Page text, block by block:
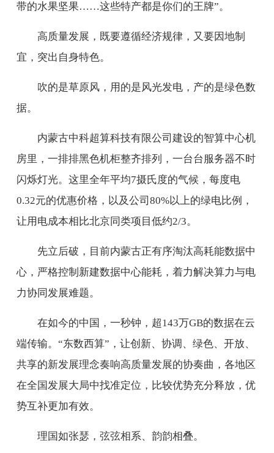
带的水果坚果……这些特产都是你们的王牌”。
高质量发展，既要遵循经济规律，又要因地制
宜，突出自身特色。
吹的是草原风，用的是风光发电，产的是绿色数
据。
内蒙古中科超算科技有限公司建设的智算中心机
房里，一排排黑色机柜整齐排列，一台台服务器不时
闪烁灯光。这里全年平均7摄氏度的气候，每度电
0.32元的优惠价格，以及公司80%以上的绿电比例，
让用电成本相比北京同类项目低约2/3。
先立后破，目前内蒙古正有序淘汰高耗能数据中
心，严格控制新建数据中心能耗，着力解决算力与电
力协同发展难题。
在如今的中国，一秒钟，超143万GB的数据在云
端传输。“东数西算”，让创新、协调、绿色、开放、
共享的新发展理念奏响高质量发展的协奏曲，各地区
在全国发展大局中找准定位，比较优势充分释放，优
势互补更加有效。
理国如张瑟，弦弦相系、韵韵相叠。